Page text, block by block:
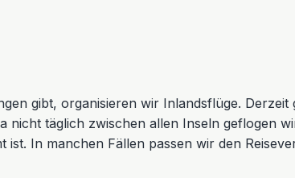
gibt, organisieren wir Inlandsflüge.
nicht täglich zwischen allen Inseln geflogen
ist. In manchen Fällen passen wir den